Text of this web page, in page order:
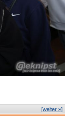
[weiter »]